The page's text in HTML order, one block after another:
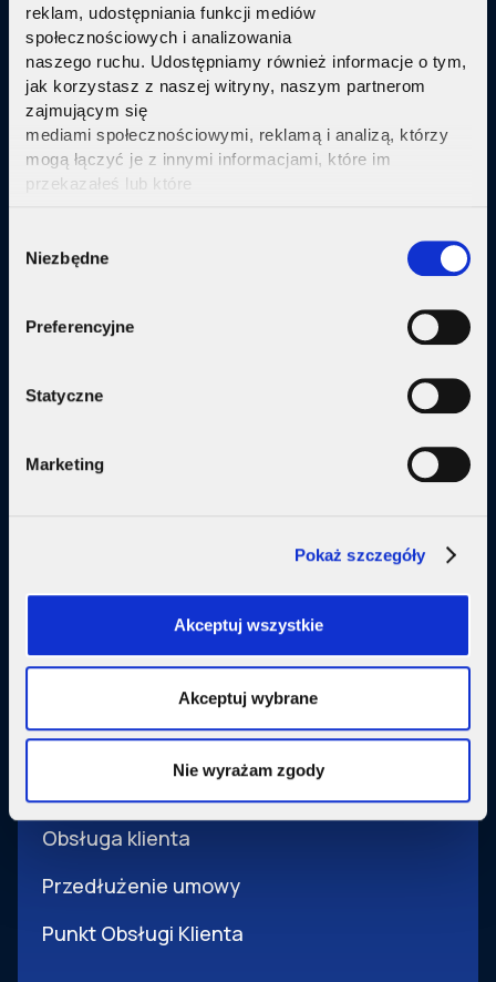
reklam, udostępniania funkcji mediów
społecznościowych i analizowania
naszego ruchu. Udostępniamy również informacje o tym,
jak korzystasz z naszej witryny, naszym partnerom
zajmującym się
mediami społecznościowymi, reklamą i analizą, którzy
mogą łączyć je z innymi informacjami, które im
przekazałeś lub które
Selection
Niezbędne
Preferencyjne
Statyczne
Marketing
Pokaż szczegóły
Akceptuj wszystkie
Akceptuj wybrane
Nie wyrażam zgody
Pakiety internetu z nowoczesną telewizją
technologi IPTV Replay TV.
Sprawdź
Internet + telewizja
Internet + plan komórkowy
Małe firmy
SupermediaGo
Pomoc i obsługa
Obsługa klienta
Przedłużenie umowy
Punkt Obsługi Klienta